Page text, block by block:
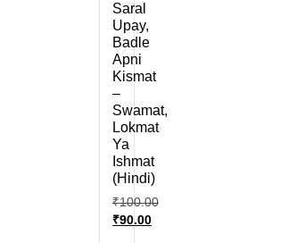
Saral
Upay,
Badle
Apni
Kismat
–
Swamat,
Lokmat
Ya
Ishmat
(Hindi)
₹100.00
₹90.00